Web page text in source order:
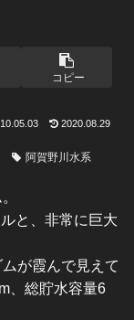
コピー
2020.08.29
阿賀野川水系
と、非常に巨大
が霞んで見えて
、総貯水容量6